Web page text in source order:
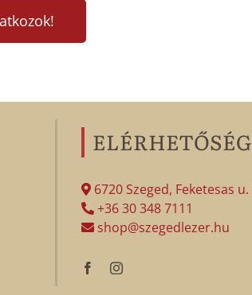
6720 Szeged, Feketesas u.
+36 30 348 7111
shop@szegedlezer.hu